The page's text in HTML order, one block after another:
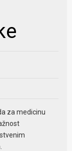
za medicinu